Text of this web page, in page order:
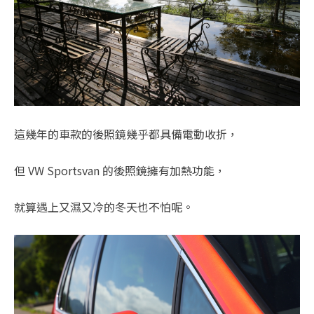
這幾年的車款的後照鏡幾乎都具備電動收折，
但 VW Sportsvan 的後照鏡擁有加熱功能，
就算遇上又濕又冷的冬天也不怕呢。